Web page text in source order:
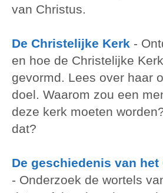
van Christus.
De Christelijke Kerk -
en hoe de Christelijke
gevormd. Lees over haar
doel. Waarom zou een
deze kerk moeten
dat?
De geschiedenis van
- Onderzoek de wortels